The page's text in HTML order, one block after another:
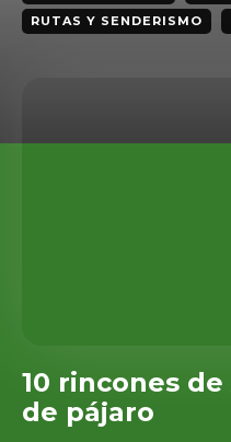
RUTAS Y SENDERISMO
10 rincones
de pájaro